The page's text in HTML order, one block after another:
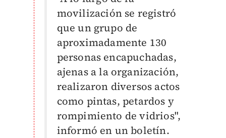
movilización se registró
que un grupo de
aproximadamente 130
personas encapuchadas,
ajenas a la organización,
realizaron diversos actos
como pintas, petardos y
rompimiento de vidrios",
informó en un boletín.